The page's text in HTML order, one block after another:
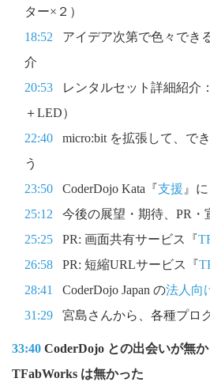
ター×２）
18:52 アイデア次第で色々でき
介
20:53 レンタルセット詳細紹介
＋LED）
22:40 micro:bit を拡張して、で
う
23:50 CoderDojo Kata『 支援』
25:12 今後の展望・期待、PR・
25:25 PR: 画面共有サービス『
26:58 PR: 短縮URLサービス『
28:41 CoderDojo Japan の法人向
31:29 宮島さんから、各種プロ
33:40 CoderDojo との出会いが無
TFabWorks は無かった